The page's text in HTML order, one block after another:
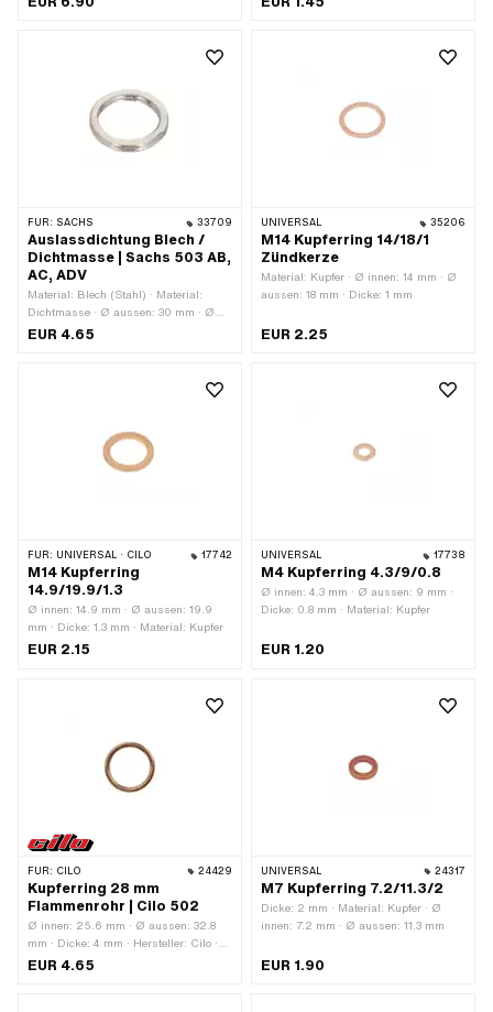
FÜR: SACHS 33709
Auslassdichtung Blech /
Dichtmasse | Sachs 503 AB,
AC, ADV
Material: Blech (Stahl) · Material:
Dichtmasse · Ø aussen: 30 mm · Ø
innen: 23.1 mm · Dicke: 3.8 mm ·
EUR 4.65
UNIVERSAL 35206
M14 Kupferring 14/18/1
Zündkerze
Material: Kupfer · Ø innen: 14 mm · Ø
aussen: 18 mm · Dicke: 1 mm
EUR 2.25
FÜR: UNIVERSAL · CILO 17742
M14 Kupferring
14.9/19.9/1.3
Ø innen: 14.9 mm · Ø aussen: 19.9
mm · Dicke: 1.3 mm · Material: Kupfer
EUR 2.15
UNIVERSAL 17738
M4 Kupferring 4.3/9/0.8
Ø innen: 4.3 mm · Ø aussen: 9 mm ·
Dicke: 0.8 mm · Material: Kupfer
EUR 1.20
FÜR: CILO 24429
Kupferring 28 mm
Flammenrohr | Cilo 502
Ø innen: 25.6 mm · Ø aussen: 32.8
mm · Dicke: 4 mm · Hersteller: Cilo ·
Material: Kupfer
EUR 4.65
UNIVERSAL 24317
M7 Kupferring 7.2/11.3/2
Dicke: 2 mm · Material: Kupfer · Ø
innen: 7.2 mm · Ø aussen: 11.3 mm
EUR 1.90